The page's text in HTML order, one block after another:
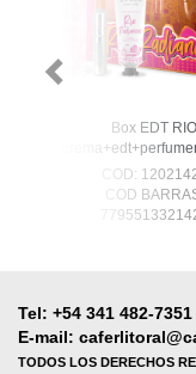
Box EDT RIO
COD:
COD
Tel: +54 341 482-
E-mail:
TODOS LOS DERECHOS